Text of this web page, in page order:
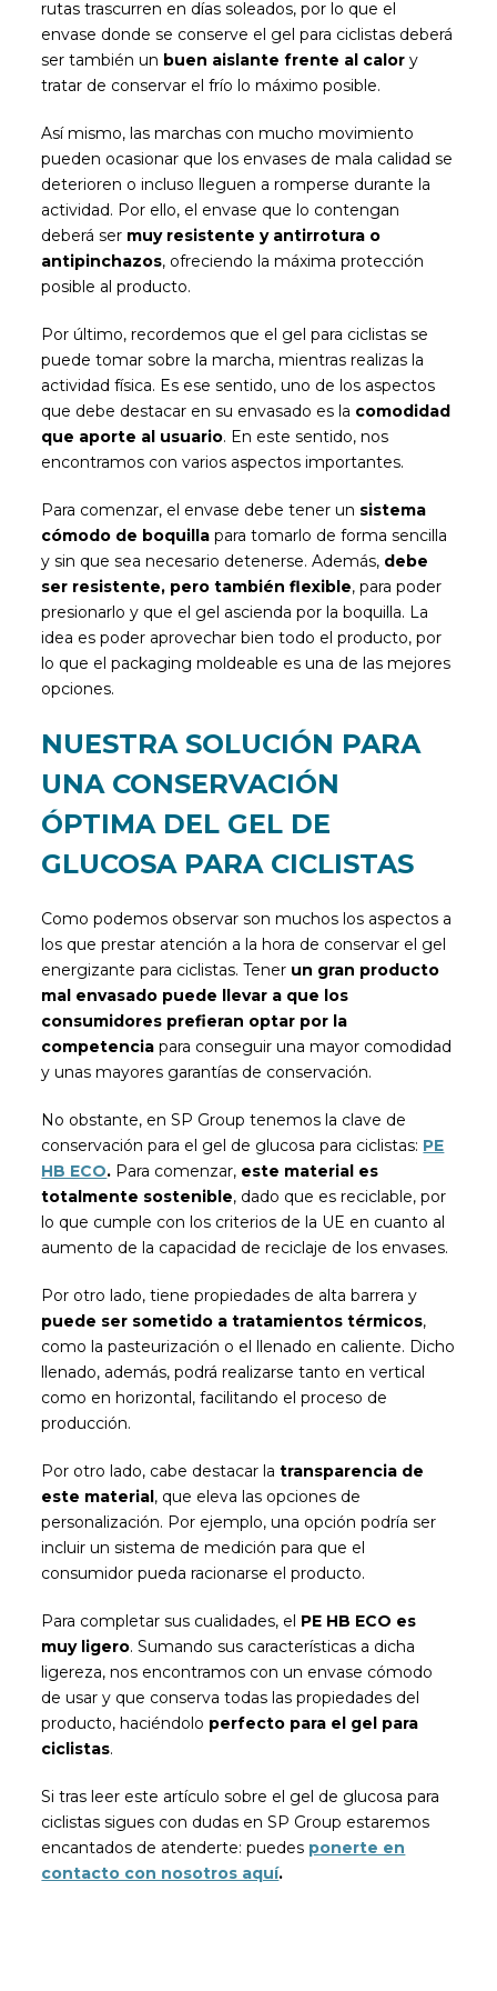
rutas trascurren en días soleados, por lo que el
envase donde se conserve el gel para ciclistas deberá
ser también un buen aislante frente al calor y
tratar de conservar el frío lo máximo posible.
Así mismo, las marchas con mucho movimiento
pueden ocasionar que los envases de mala calidad se
deterioren o incluso lleguen a romperse durante la
actividad. Por ello, el envase que lo contengan
deberá ser muy resistente y antirrotura o
antipinchazos, ofreciendo la máxima protección
posible al producto.
Por último, recordemos que el gel para ciclistas se
puede tomar sobre la marcha, mientras realizas la
actividad física. Es ese sentido, uno de los aspectos
que debe destacar en su envasado es la comodidad
que aporte al usuario. En este sentido, nos
encontramos con varios aspectos importantes.
Para comenzar, el envase debe tener un sistema
cómodo de boquilla para tomarlo de forma sencilla
y sin que sea necesario detenerse. Además, debe
ser resistente, pero también flexible, para poder
presionarlo y que el gel ascienda por la boquilla. La
idea es poder aprovechar bien todo el producto, por
lo que el packaging moldeable es una de las mejores
opciones.
NUESTRA SOLUCIÓN PARA
UNA CONSERVACIÓN
ÓPTIMA DEL GEL DE
GLUCOSA PARA CICLISTAS
Como podemos observar son muchos los aspectos a
los que prestar atención a la hora de conservar el gel
energizante para ciclistas. Tener un gran producto
mal envasado puede llevar a que los
consumidores prefieran optar por la
competencia para conseguir una mayor comodidad
y unas mayores garantías de conservación.
No obstante, en SP Group tenemos la clave de
conservación para el gel de glucosa para ciclistas: PE
HB ECO. Para comenzar, este material es
totalmente sostenible, dado que es reciclable, por
lo que cumple con los criterios de la UE en cuanto al
aumento de la capacidad de reciclaje de los envases.
Por otro lado, tiene propiedades de alta barrera y
puede ser sometido a tratamientos térmicos,
como la pasteurización o el llenado en caliente. Dicho
llenado, además, podrá realizarse tanto en vertical
como en horizontal, facilitando el proceso de
producción.
Por otro lado, cabe destacar la transparencia de
este material, que eleva las opciones de
personalización. Por ejemplo, una opción podría ser
incluir un sistema de medición para que el
consumidor pueda racionarse el producto.
Para completar sus cualidades, el PE HB ECO es
muy ligero. Sumando sus características a dicha
ligereza, nos encontramos con un envase cómodo
de usar y que conserva todas las propiedades del
producto, haciéndolo perfecto para el gel para
ciclistas.
Si tras leer este artículo sobre el gel de glucosa para
ciclistas sigues con dudas en SP Group estaremos
encantados de atenderte: puedes ponerte en
contacto con nosotros aquí.